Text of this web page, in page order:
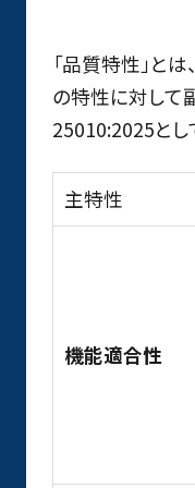
「品質特性」と
の特性に対して
25010:2025とし
主特性
機能適合性